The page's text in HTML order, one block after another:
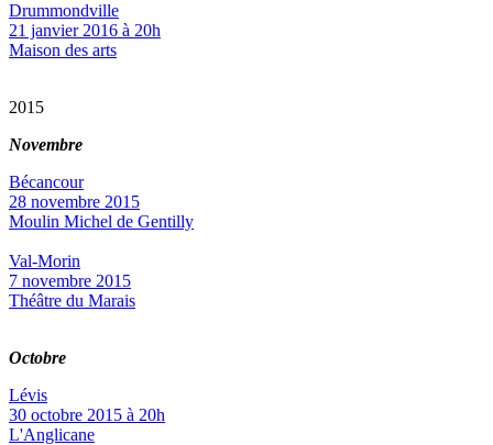
Drummondville
21 janvier 2016 à 20h
Maison des arts
2015
Novembre
Bécancour
28 novembre 2015
Moulin Michel de Gentilly
Val-Morin
7 novembre 2015
Théâtre du Marais
Octobre
Lévis
30 octobre 2015 à 20h
L'Anglicane